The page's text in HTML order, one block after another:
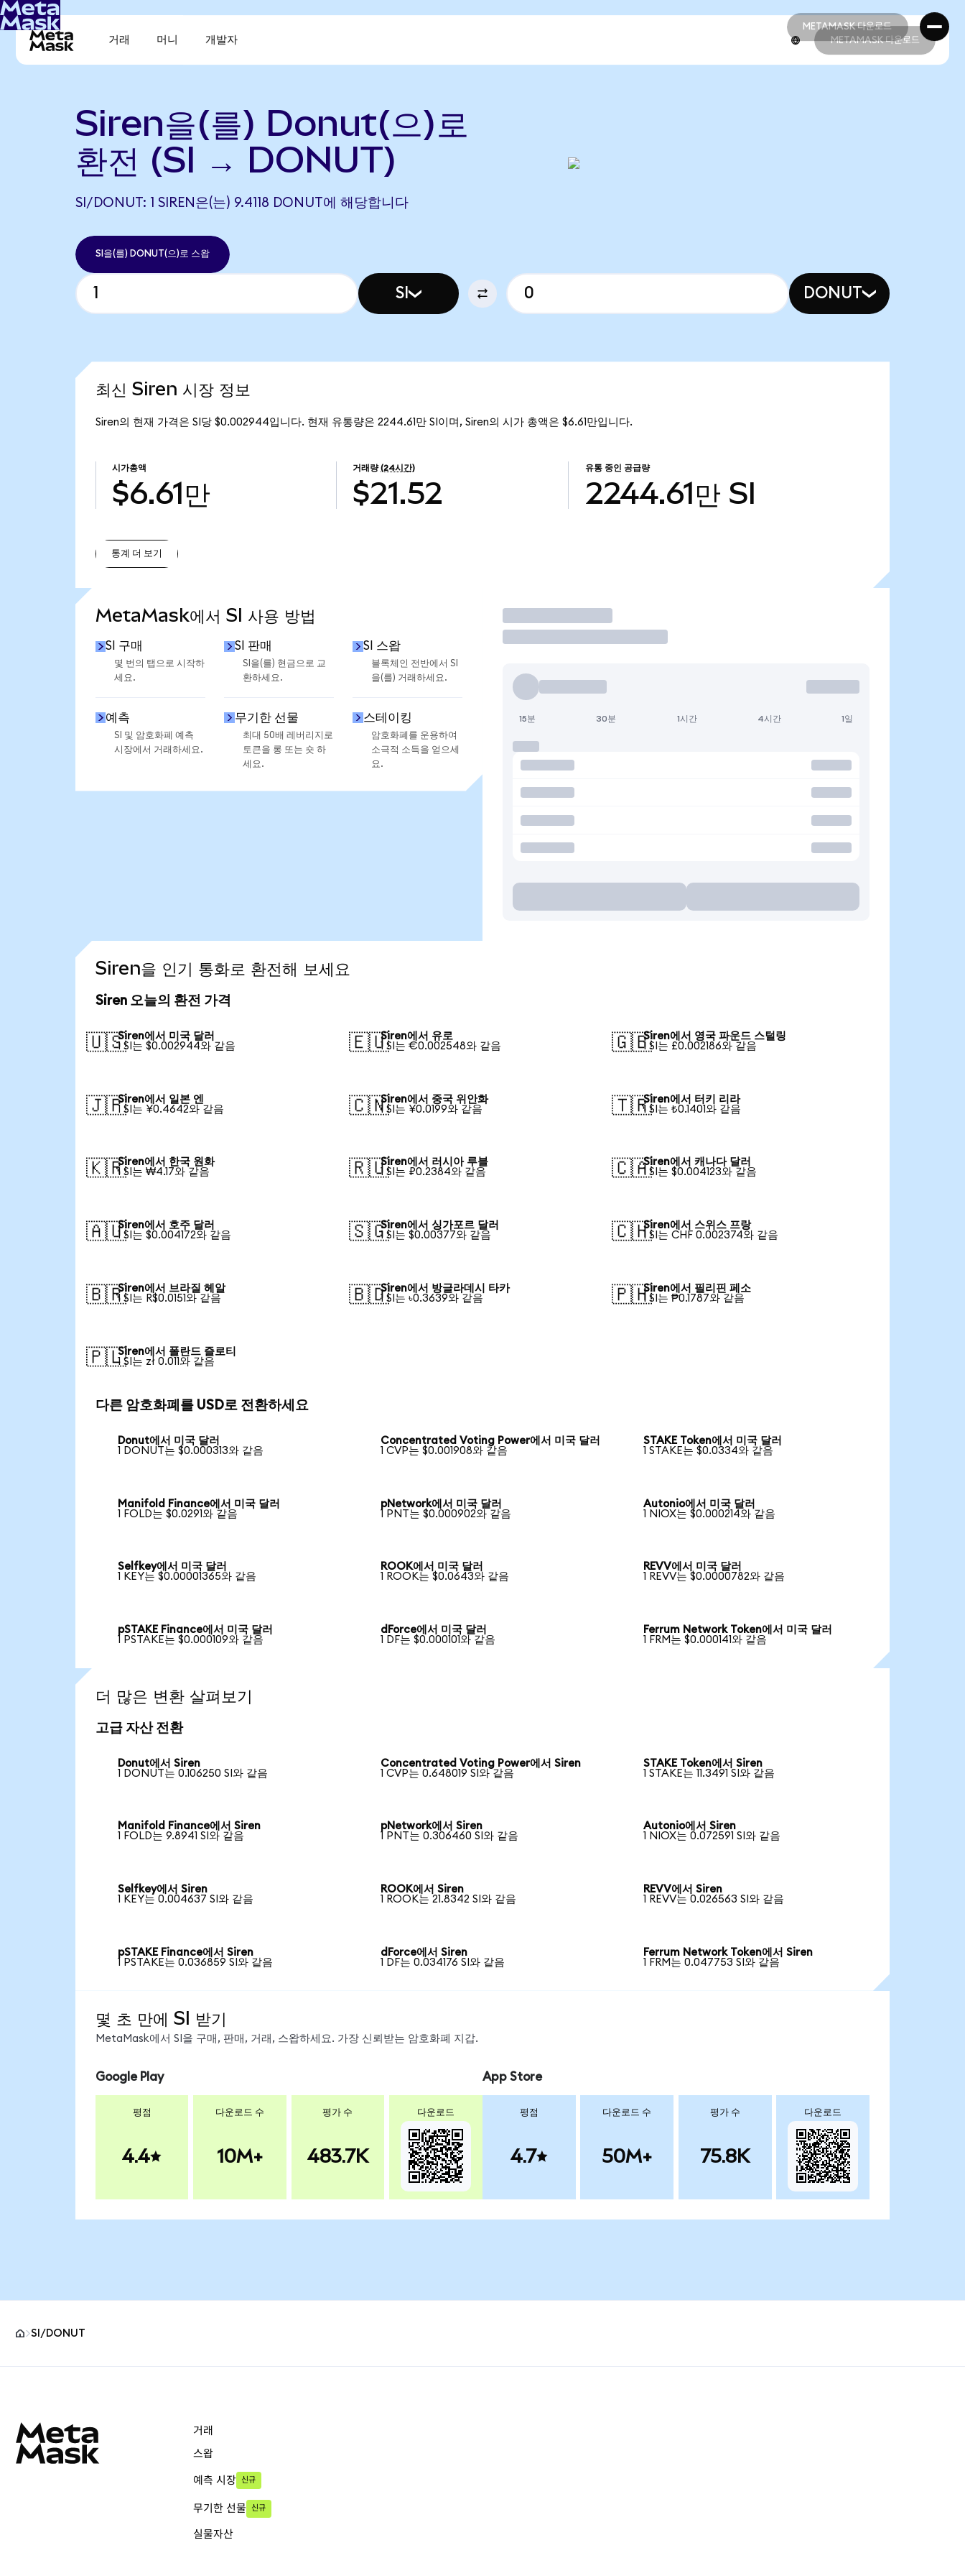
METAMASK 다운로드
METAMASK 다운로드
거래 머니 개발자 METAMASK 다운로드
Siren을(를) Donut(으)로
환전 (SI → DONUT)
SI/DONUT: 1 SIREN은(는) 9.4118 DONUT에 해당합니다
SI을(를) DONUT(으)로 스왑
SI DONUT
최신 Siren 시장 정보
Siren의 현재 가격은 SI당 $0.002944입니다. 현재 유통량은 2244.61만 SI이며, Siren의 시가 총액은 $6.61만입니다.
시가총액
$6.61만
거래량 (24시간)
$21.52
유통 중인 공급량
2244.61만 SI
통계 더 보기
MetaMask에서 SI 사용 방법
SI 구매
몇 번의 탭으로 시작하
세요.
SI 판매
SI을(를) 현금으로 교
환하세요.
SI 스왑
블록체인 전반에서 SI
을(를) 거래하세요.
예측
SI 및 암호화폐 예측
시장에서 거래하세요.
무기한 선물
최대 50배 레버리지로
토큰을 롱 또는 숏 하
세요.
스테이킹
암호화폐를 운용하여
소극적 소득을 얻으세
요.
거래
15분 30분 1시간 4시간 1일
Siren을 인기 통화로 환전해 보세요
Siren 오늘의 환전 가격
🇺🇸Siren에서 미국 달러
1 SI는 $0.002944와 같음
🇪🇺Siren에서 유로
1 SI는 €0.002548와 같음
🇬🇧Siren에서 영국 파운드 스털링
1 SI는 £0.002186와 같음
🇯🇵Siren에서 일본 엔
1 SI는 ¥0.4642와 같음
🇨🇳Siren에서 중국 위안화
1 SI는 ¥0.0199와 같음
🇹🇷Siren에서 터키 리라
1 SI는 ₺0.1401와 같음
🇰🇷Siren에서 한국 원화
1 SI는 ₩4.17와 같음
🇷🇺Siren에서 러시아 루블
1 SI는 ₽0.2384와 같음
🇨🇦Siren에서 캐나다 달러
1 SI는 $0.004123와 같음
🇦🇺Siren에서 호주 달러
1 SI는 $0.004172와 같음
🇸🇬Siren에서 싱가포르 달러
1 SI는 $0.00377와 같음
🇨🇭Siren에서 스위스 프랑
1 SI는 CHF 0.002374와 같음
🇧🇷Siren에서 브라질 헤알
1 SI는 R$0.0151와 같음
🇧🇩Siren에서 방글라데시 타카
1 SI는 ৳0.3639와 같음
🇵🇭Siren에서 필리핀 페소
1 SI는 ₱0.1787와 같음
🇵🇱Siren에서 폴란드 즐로티
1 SI는 zł 0.011와 같음
다른 암호화폐를 USD로 전환하세요
Donut에서 미국 달러
1 DONUT는 $0.000313와 같음
Concentrated Voting Power에서 미국 달러
1 CVP는 $0.001908와 같음
STAKE Token에서 미국 달러
1 STAKE는 $0.0334와 같음
Manifold Finance에서 미국 달러
1 FOLD는 $0.0291와 같음
pNetwork에서 미국 달러
1 PNT는 $0.000902와 같음
Autonio에서 미국 달러
1 NIOX는 $0.000214와 같음
Selfkey에서 미국 달러
1 KEY는 $0.00001365와 같음
ROOK에서 미국 달러
1 ROOK는 $0.0643와 같음
REVV에서 미국 달러
1 REVV는 $0.0000782와 같음
pSTAKE Finance에서 미국 달러
1 PSTAKE는 $0.000109와 같음
dForce에서 미국 달러
1 DF는 $0.000101와 같음
Ferrum Network Token에서 미국 달러
1 FRM는 $0.000141와 같음
더 많은 변환 살펴보기
고급 자산 전환
Donut에서 Siren
1 DONUT는 0.106250 SI와 같음
Concentrated Voting Power에서 Siren
1 CVP는 0.648019 SI와 같음
STAKE Token에서 Siren
1 STAKE는 11.3491 SI와 같음
Manifold Finance에서 Siren
1 FOLD는 9.8941 SI와 같음
pNetwork에서 Siren
1 PNT는 0.306460 SI와 같음
Autonio에서 Siren
1 NIOX는 0.072591 SI와 같음
Selfkey에서 Siren
1 KEY는 0.004637 SI와 같음
ROOK에서 Siren
1 ROOK는 21.8342 SI와 같음
REVV에서 Siren
1 REVV는 0.026563 SI와 같음
pSTAKE Finance에서 Siren
1 PSTAKE는 0.036859 SI와 같음
dForce에서 Siren
1 DF는 0.034176 SI와 같음
Ferrum Network Token에서 Siren
1 FRM는 0.047753 SI와 같음
몇 초 만에 SI 받기
MetaMask에서 SI을 구매, 판매, 거래, 스왑하세요. 가장 신뢰받는 암호화폐 지갑.
Google Play
평점
4.4
다운로드 수
10M+
평가 수
483.7K
다운로드
App Store
평점
4.7
다운로드 수
50M+
평가 수
75.8K
다운로드
SI/DONUT
거래
스왑
예측 시장 신규
무기한 선물 신규
실물자산